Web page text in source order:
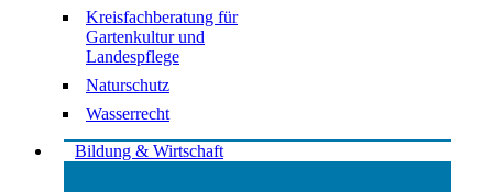
Kreisfachberatung für
Gartenkultur und
Landespflege
Naturschutz
Wasserrecht
Bildung & Wirtschaft